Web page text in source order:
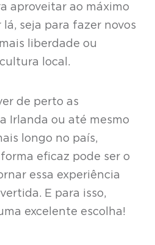
aproveitar ao máximo
seja para fazer novos
liberdade ou
local.
de perto as
Irlanda ou até mesmo
longo no país,
eficaz pode ser o
essa experiência
E para isso,
excelente escolha!